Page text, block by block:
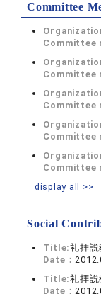
Committee
Committee
Committee
Committee
Committee
Committee
display all >>
Social
Title:礼拝
Date：
Title:礼拝
Date：